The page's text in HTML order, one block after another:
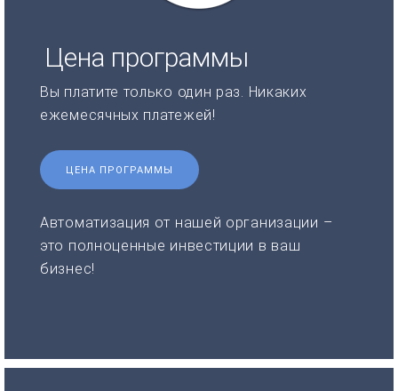
Цена программы
Вы платите только один раз. Никаких
ежемесячных платежей!
ЦЕНА ПРОГРАММЫ
Автоматизация от нашей организации –
это полноценные инвестиции в ваш
бизнес!